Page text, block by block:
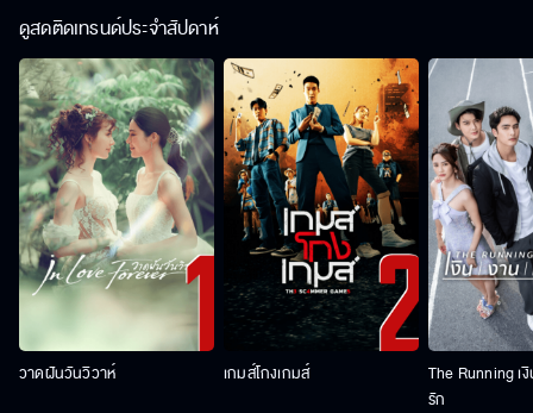
ดูสดติดเทรนด์ประจำสัปดาห์
วาดฝันวันวิวาห์ เกมส์โกงเกมส์
The Running เ
รัก